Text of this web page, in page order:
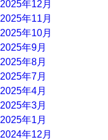
2025年12月
2025年11月
2025年10月
2025年9月
2025年8月
2025年7月
2025年4月
2025年3月
2025年1月
2024年12月